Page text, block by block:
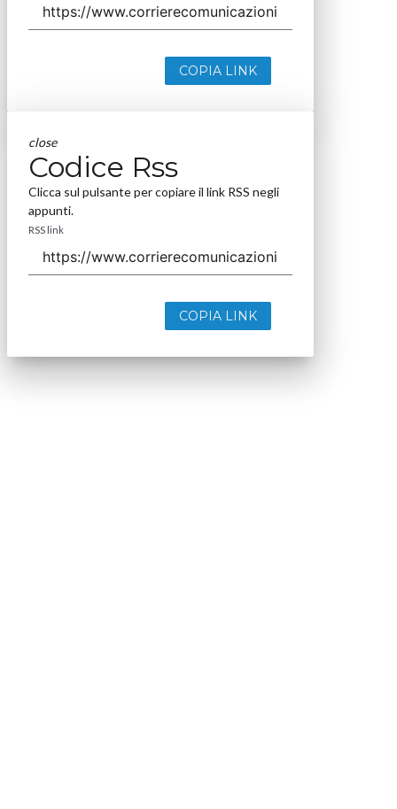
COPIA LINK
close
Codice Rss
Clicca sul pulsante per copiare il link RSS negli
appunti.
RSS link
COPIA LINK